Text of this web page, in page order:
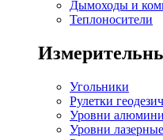
Дымоходы и
Теплоносители
Угольники
Рулетки
Уровни
Уровни лазерные